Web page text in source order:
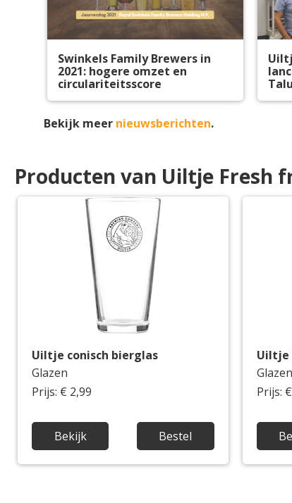
Swinkels Family Brewers in
2021: hogere omzet en
circulariteitsscore
Bekijk meer nieuwsberichten.
Producten van Uiltje Fresh
Uiltje conisch bierglas
Glazen
Prijs: € 2,99
Bekijk Bestel
Uiltje
Glazen
Prijs: